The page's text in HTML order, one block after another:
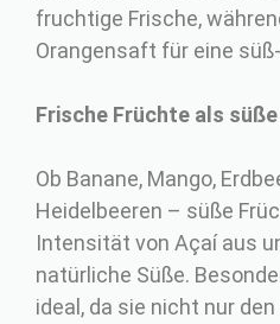
fruchtige Frische,
Orangensaft für eine
Frische Früchte als
Ob Banane, Mango,
Heidelbeeren – süße
Intensität von Açaí aus
natürliche Süße.
ideal, da sie nicht nur